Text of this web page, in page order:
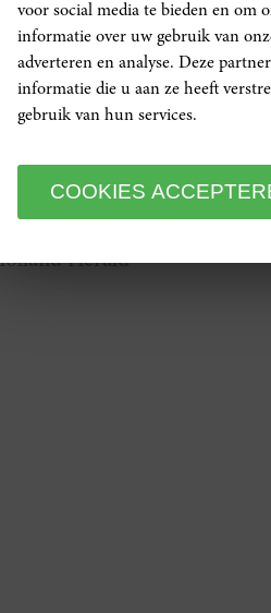
Herald
voor social media te bieden en om
informatie over uw gebruik van
adverteren en analyse. Deze
informatie die u aan ze heeft
gebruik van hun services.